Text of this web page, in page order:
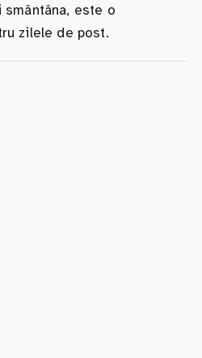
este o
zilele de post.